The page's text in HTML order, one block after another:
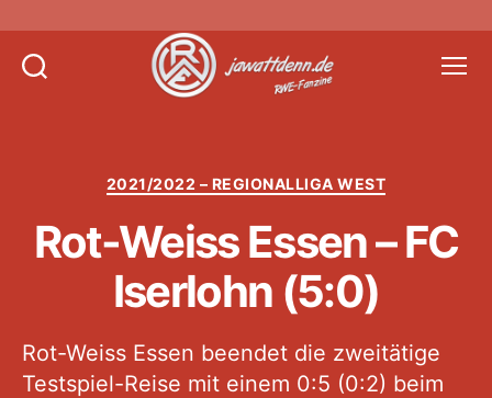
Kategorien
2021/2022 – REGIONALLIGA WEST
Rot-Weiss Essen – FC
Iserlohn (5:0)
Rot-Weiss Essen beendet die zweitätige
Testspiel-Reise mit einem 0:5 (0:2) beim